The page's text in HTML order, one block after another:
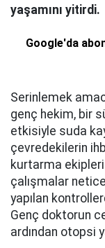
yaşamını yitirdi.
Google'da
Serinlemek
genç hekim, bir
etkisiyle suda
çevredekilerin
kurtarma
çalışmalar
yapılan
Genç doktorun
ardından otopsi